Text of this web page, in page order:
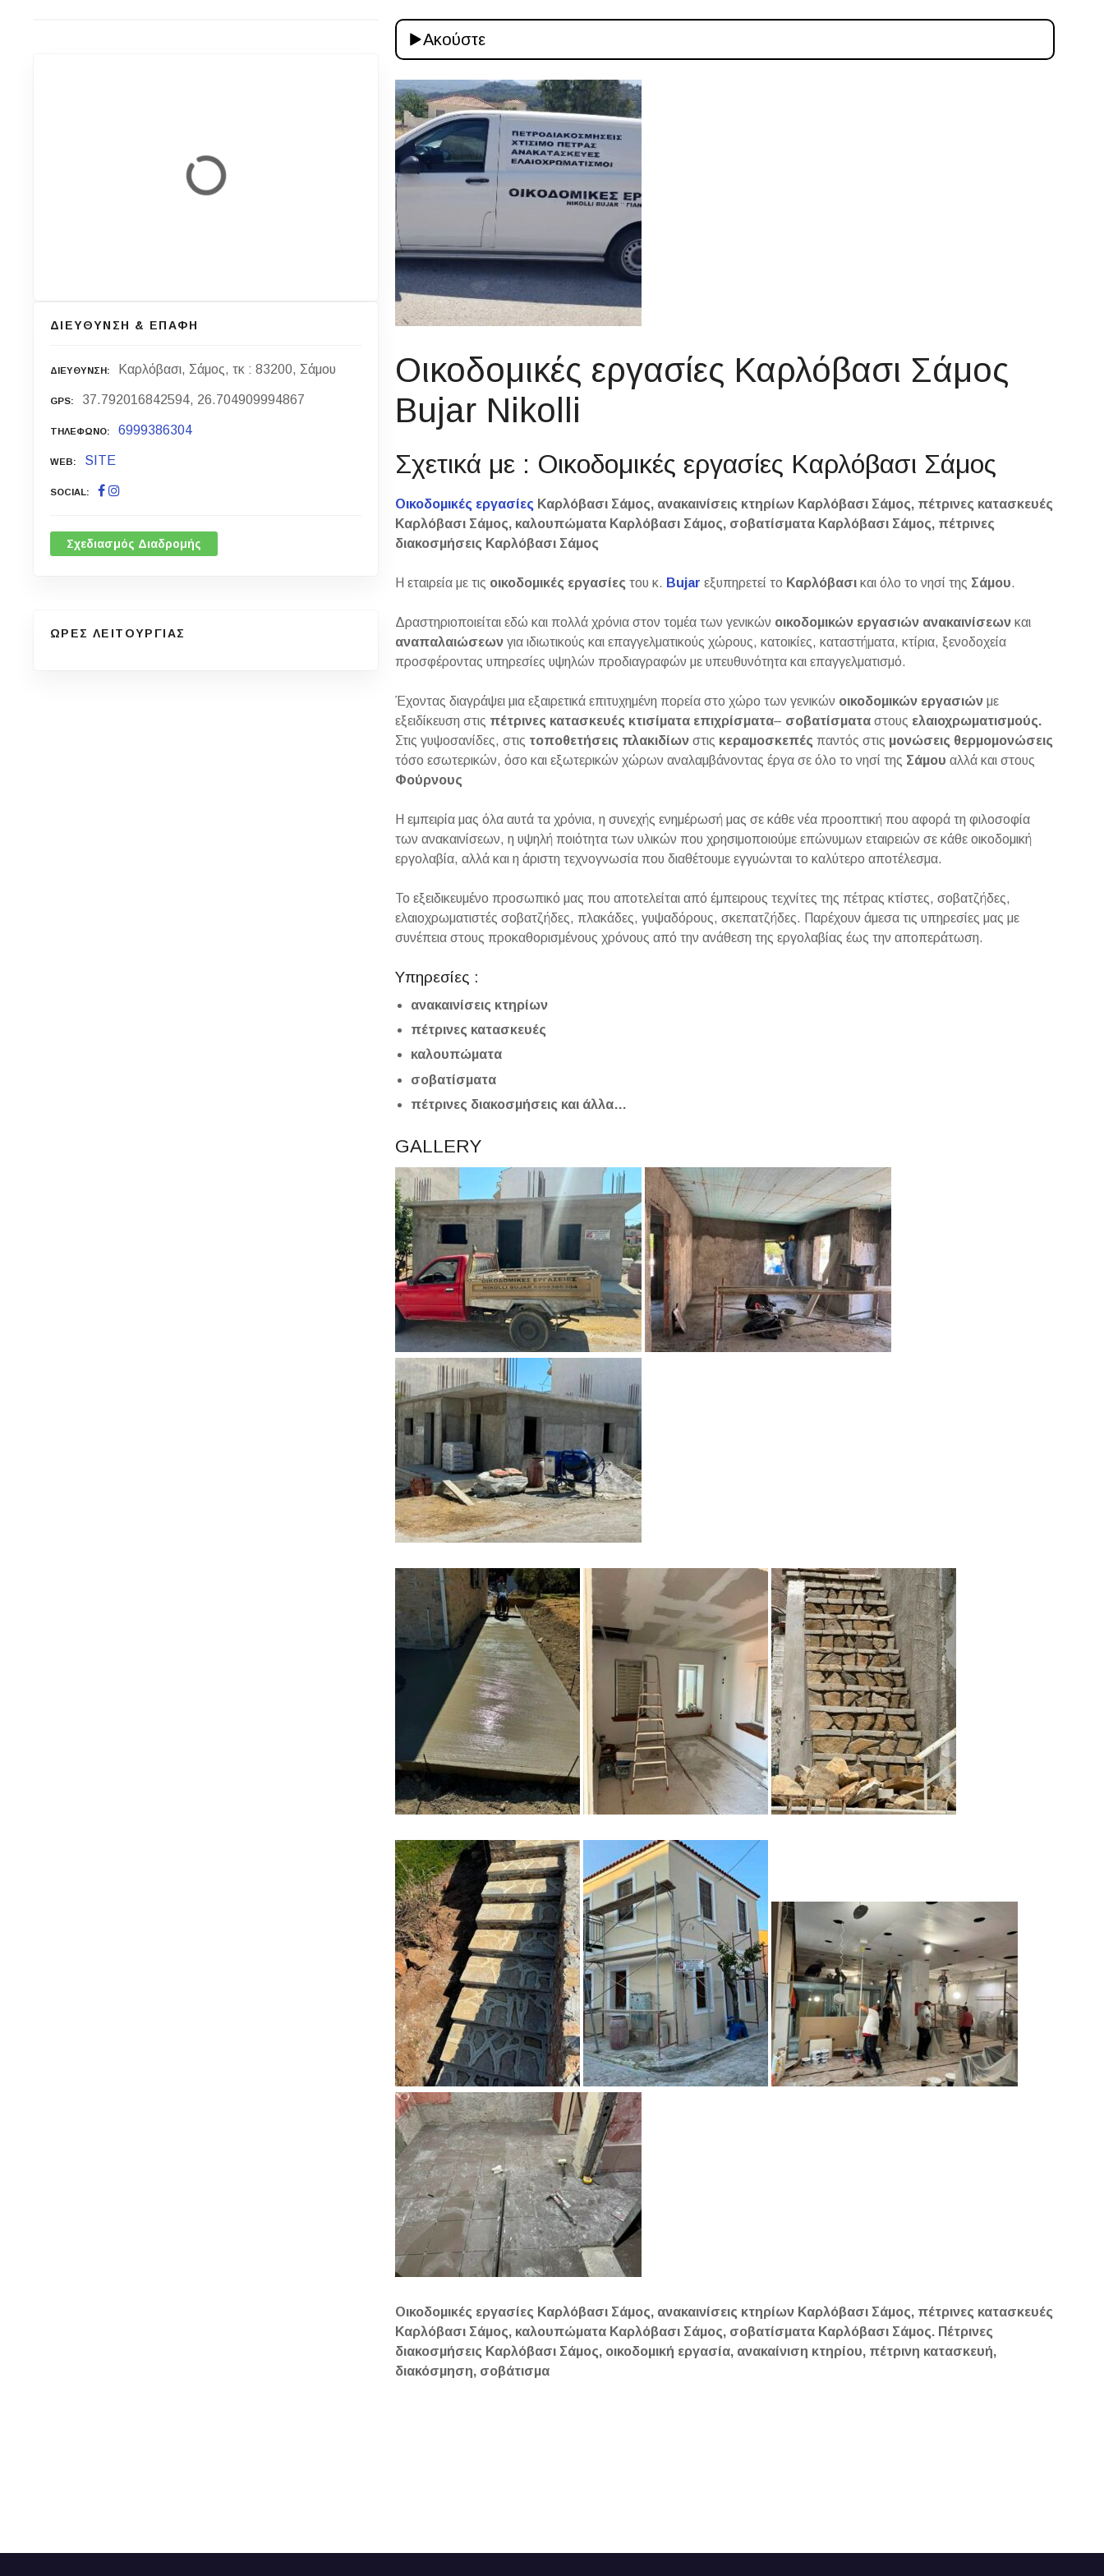
ΔΙΕΥΘΥΝΣΗ & ΕΠΑΦΗ
ΔΙΕΥΘΥΝΣΗ Καρλόβασι, Σάμος, τκ : 83200, Σάμου
GPS 37.792016842594, 26.704909994867
ΤΗΛΕΦΩΝΟ 6999386304
WEB SITE
SOCIAL
Σχεδιασμός Διαδρομής
ΩΡΕΣ ΛΕΙΤΟΥΡΓΙΑΣ
Ακούστε
Οικοδομικές εργασίες Καρλόβασι Σάμος
Bujar Nikolli
Σχετικά με : Οικοδομικές εργασίες Καρλόβασι Σάμος
Οικοδομικές εργασίες Καρλόβασι Σάμος, ανακαινίσεις κτηρίων Καρλόβασι Σάμος, πέτρινες κατασκευές
Καρλόβασι Σάμος, καλουπώματα Καρλόβασι Σάμος, σοβατίσματα Καρλόβασι Σάμος, πέτρινες
διακοσμήσεις Καρλόβασι Σάμος
Η εταιρεία με τις οικοδομικές εργασίες του κ. Bujar εξυπηρετεί το Καρλόβασι και όλο το νησί της Σάμου.
Δραστηριοποιείται εδώ και πολλά χρόνια στον τομέα των γενικών οικοδομικών εργασιών ανακαινίσεων και
αναπαλαιώσεων για ιδιωτικούς και επαγγελματικούς χώρους, κατοικίες, καταστήματα, κτίρια, ξενοδοχεία
προσφέροντας υπηρεσίες υψηλών προδιαγραφών με υπευθυνότητα και επαγγελματισμό.
Έχοντας διαγράψει μια εξαιρετικά επιτυχημένη πορεία στο χώρο των γενικών οικοδομικών εργασιών με
εξειδίκευση στις πέτρινες κατασκευές κτισίματα επιχρίσματα– σοβατίσματα στους ελαιοχρωματισμούς.
Στις γυψοσανίδες, στις τοποθετήσεις πλακιδίων στις κεραμοσκεπές παντός στις μονώσεις θερμομονώσεις
τόσο εσωτερικών, όσο και εξωτερικών χώρων αναλαμβάνοντας έργα σε όλο το νησί της Σάμου αλλά και στους
Φούρνους
Η εμπειρία μας όλα αυτά τα χρόνια, η συνεχής ενημέρωσή μας σε κάθε νέα προοπτική που αφορά τη φιλοσοφία
των ανακαινίσεων, η υψηλή ποιότητα των υλικών που χρησιμοποιούμε επώνυμων εταιρειών σε κάθε οικοδομική
εργολαβία, αλλά και η άριστη τεχνογνωσία που διαθέτουμε εγγυώνται το καλύτερο αποτέλεσμα.
Το εξειδικευμένο προσωπικό μας που αποτελείται από έμπειρους τεχνίτες της πέτρας κτίστες, σοβατζήδες,
ελαιοχρωματιστές σοβατζήδες, πλακάδες, γυψαδόρους, σκεπατζήδες. Παρέχουν άμεσα τις υπηρεσίες μας με
συνέπεια στους προκαθορισμένους χρόνους από την ανάθεση της εργολαβίας έως την αποπεράτωση.
Υπηρεσίες :
ανακαινίσεις κτηρίων
πέτρινες κατασκευές
καλουπώματα
σοβατίσματα
πέτρινες διακοσμήσεις και άλλα…
GALLERY
Οικοδομικές εργασίες Καρλόβασι Σάμος, ανακαινίσεις κτηρίων Καρλόβασι Σάμος, πέτρινες κατασκευές
Καρλόβασι Σάμος, καλουπώματα Καρλόβασι Σάμος, σοβατίσματα Καρλόβασι Σάμος. Πέτρινες
διακοσμήσεις Καρλόβασι Σάμος, οικοδομική εργασία, ανακαίνιση κτηρίου, πέτρινη κατασκευή,
διακόσμηση, σοβάτισμα